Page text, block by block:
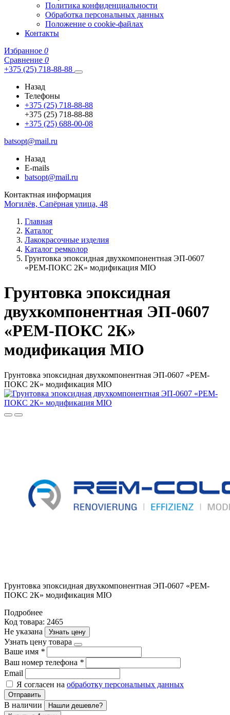
Политика конфиденциальности
Обработка персональных данных
Положение о cookie-файлах
Контакты
Избранное 0
Сравнение 0
+375 (25) 718-88-88
Назад
Телефоны
+375 (25) 718-88-88
+375 (25) 718-88-88
+375 (25) 688-00-08
batsopt@mail.ru
Назад
E-mails
batsopt@mail.ru
Контактная информация
Могилёв, Сапёрная улица, 48
Главная
Каталог
Лакокрасочные изделия
Каталог ремколор
Грунтовка эпоксидная двухкомпонентная ЭП-0607
«РЕМ-ПОКС 2К» модификация MIO
Грунтовка эпоксидная
двухкомпонентная ЭП-0607
«РЕМ-ПОКС 2К»
модификация MIO
Грунтовка эпоксидная двухкомпонентная ЭП-0607 «РЕМ-
ПОКС 2К» модификация MIO
Грунтовка эпоксидная двухкомпонентная ЭП-0607 «РЕМ-
ПОКС 2К» модификация MIO
Подробнее
Код товара: 2465
Не указана
Узнать цену
Узнать цену товара
Ваше имя *
Ваш номер телефона *
Email
Я согласен на обработку персональных данных
Отправить
В наличии
Нашли дешевле?